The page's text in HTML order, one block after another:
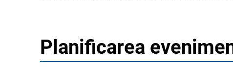
pentruPlanificarea